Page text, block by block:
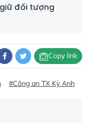
đối tượng
Copy link
#Công an TX Kỳ Anh